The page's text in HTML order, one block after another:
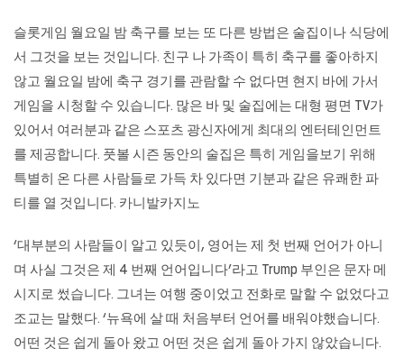
슬롯게임 월요일 밤 축구를 보는 또 다른 방법은 술집이나 식당에
서 그것을 보는 것입니다. 친구 나 가족이 특히 축구를 좋아하지
않고 월요일 밤에 축구 경기를 관람할 수 없다면 현지 바에 가서
게임을 시청할 수 있습니다. 많은 바 및 술집에는 대형 평면 TV가
있어서 여러분과 같은 스포츠 광신자에게 최대의 엔터테인먼트
를 제공합니다. 풋볼 시즌 동안의 술집은 특히 게임을보기 위해
특별히 온 다른 사람들로 가득 차 있다면 기분과 같은 유쾌한 파
티를 열 것입니다. 카니발카지노
‘대부분의 사람들이 알고 있듯이, 영어는 제 첫 번째 언어가 아니
며 사실 그것은 제 4 번째 언어입니다’라고 Trump 부인은 문자 메
시지로 썼습니다. 그녀는 여행 중이었고 전화로 말할 수 없었다고
조교는 말했다. ‘뉴욕에 살 때 처음부터 언어를 배워야했습니다.
어떤 것은 쉽게 돌아 왔고 어떤 것은 쉽게 돌아 가지 않았습니다.